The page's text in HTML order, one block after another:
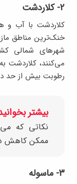
۲- کلاردشت
کلاردشت با آب و
خنک‌ترین مناطق
شهرهای شمالی
می‌کنند، کلاردشت
رطوبت بیش از حد
بیشتر
نکاتی که
ممکن کاهش
۳- ماسوله